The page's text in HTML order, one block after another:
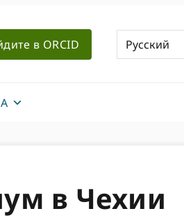
в ORCID
в Чехии